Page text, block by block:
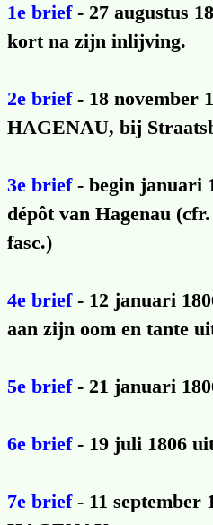
1e brief- 27 augustus
kort na zijn inlijving.
2e brief- 18 november
HAGENAU, bij
3e brief- begin januari
dépôt van Hagenau
fasc.)
4e brief- 12 januari
aan zijn oom en tante
5e brief- 21 januari
6e brief- 19 juli 1806
7e brief- 11 september